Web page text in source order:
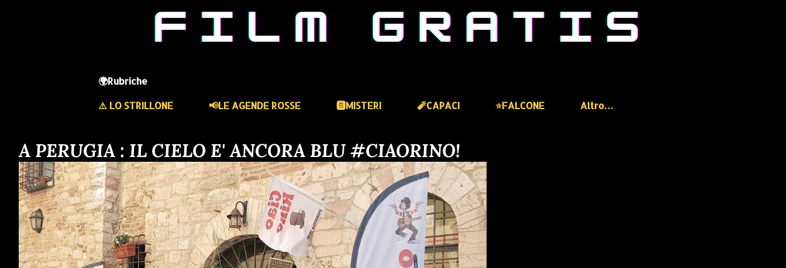
🌍Rubriche
⚠️ LO STRILLONE
📢LE AGENDE ROSSE 🅱️MISTERI 🧨CAPACI ⭐️FALCONE Altro…
A PERUGIA : IL CIELO E' ANCORA BLU #CIAORINO!